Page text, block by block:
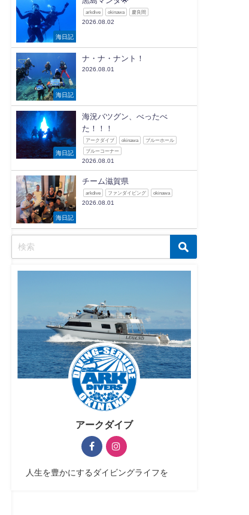
海日記
arkdive okinawa 慶良間
2026.08.02
海日記
ナ・ナ・ナント！
2026.08.01
海日記
海況バツグン、べったべ
た！！！
アークダイブ okinawa ブルーホール
ブルーコーナー
2026.08.01
海日記
チーム滋賀県
arkdive ファンダイビング okinawa
2026.08.01
アークダイブ
人生を豊かにするダイビングライフを